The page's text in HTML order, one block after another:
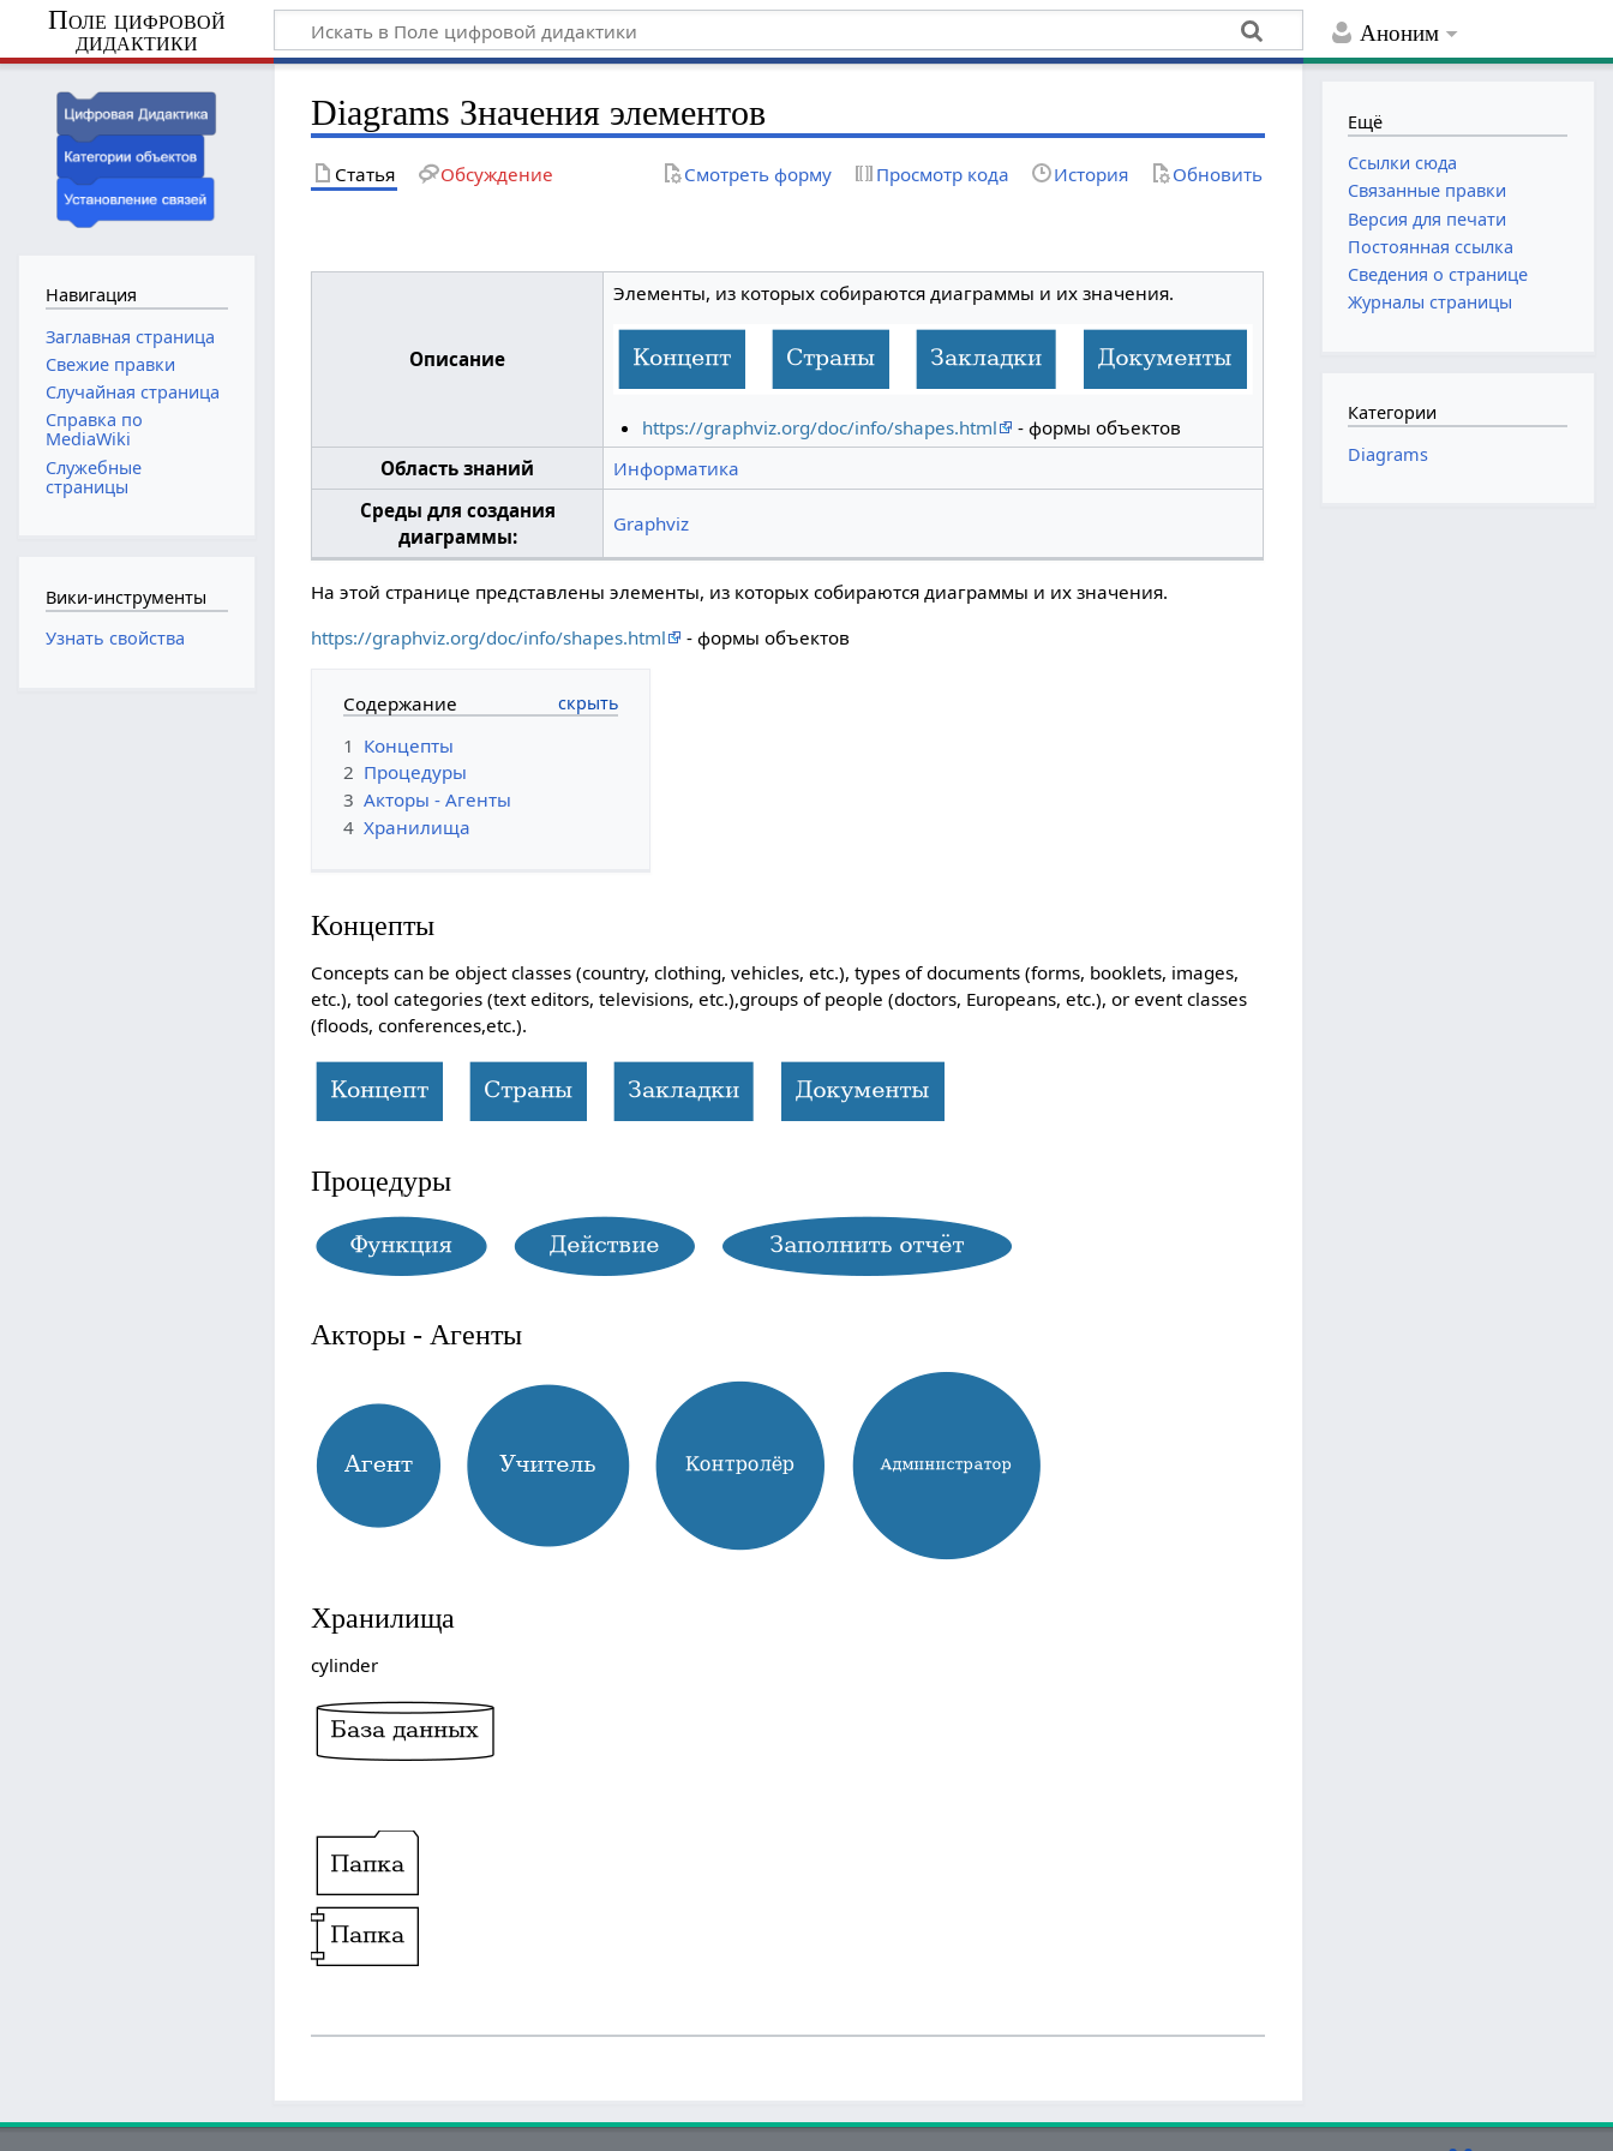
Аноним
Поле цифровой
дидактики
Diagrams Значения элементов
Статья Обсуждение Смотреть форму Просмотр кода История Обновить
Описание
Элементы, из которых собираются диаграммы и их значения.
https://graphviz.org/doc/info/shapes.html
- формы объектов
Область знаний
Информатика
Среды для создания
диаграммы:
Graphviz
На этой странице представлены элементы, из которых собираются диаграммы и их значения.
https://graphviz.org/doc/info/shapes.html
- формы объектов
Содержание
1 Концепты
2 Процедуры
3 Акторы - Агенты
4 Хранилища
Концепты
Concepts can be object classes (country, clothing, vehicles, etc.), types of documents (forms, booklets, images,
etc.), tool categories (text editors, televisions, etc.),groups of people (doctors, Europeans, etc.), or event classes
(floods, conferences,etc.).
Процедуры
Акторы - Агенты
Хранилища
cylinder
Навигация
Заглавная страница
Свежие правки
Случайная страница
Справка по
MediaWiki
Служебные
страницы
Вики-инструменты
Узнать свойства
Ещё
Ссылки сюда
Связанные правки
Версия для печати
Постоянная ссылка
Сведения о странице
Журналы страницы
Категории
Diagrams